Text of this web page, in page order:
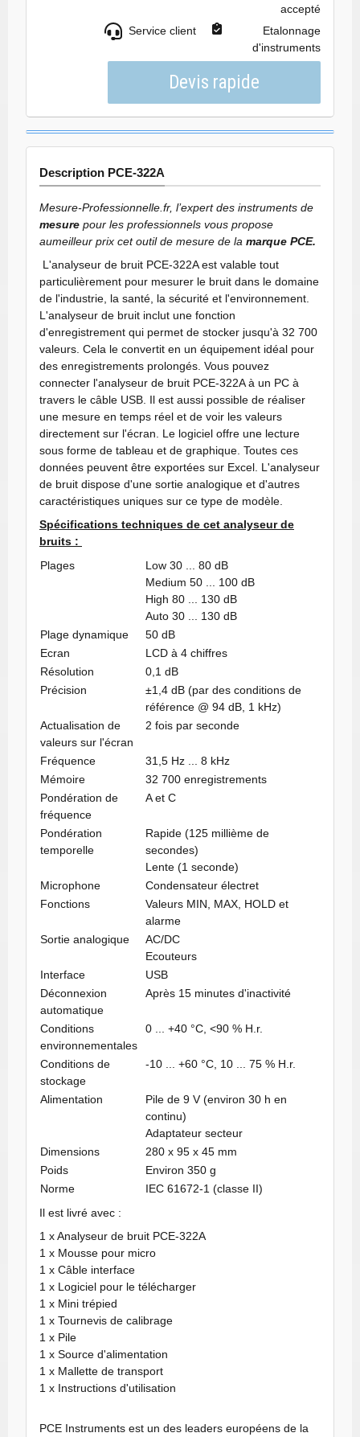
accepté
Service client
Etalonnage
d'instruments
Description PCE-322A
Mesure-Professionnelle.fr, l’expert des instruments de
mesure pour les professionnels vous propose
aumeilleur prix cet outil de mesure de la marque PCE.
L'analyseur de bruit PCE-322A est valable tout
particulièrement pour mesurer le bruit dans le domaine
de l'industrie, la santé, la sécurité et l'environnement.
L'analyseur de bruit inclut une fonction
d'enregistrement qui permet de stocker jusqu'à 32 700
valeurs. Cela le convertit en un équipement idéal pour
des enregistrements prolongés. Vous pouvez
connecter l'analyseur de bruit PCE-322A à un PC à
travers le câble USB. Il est aussi possible de réaliser
une mesure en temps réel et de voir les valeurs
directement sur l'écran. Le logiciel offre une lecture
sous forme de tableau et de graphique. Toutes ces
données peuvent être exportées sur Excel. L'analyseur
de bruit dispose d'une sortie analogique et d'autres
caractéristiques uniques sur ce type de modèle.
Spécifications techniques de cet analyseur de
bruits :
Plages
Low 30 ... 80 dB
Medium 50 ... 100 dB
High 80 ... 130 dB
Auto 30 ... 130 dB
Plage dynamique
50 dB
Ecran
LCD à 4 chiffres
Résolution
0,1 dB
Précision
±1,4 dB (par des conditions de
référence @ 94 dB, 1 kHz)
Actualisation de
valeurs sur l'écran
2 fois par seconde
Fréquence
31,5 Hz ... 8 kHz
Mémoire
32 700 enregistrements
Pondération de
fréquence
A et C
Pondération
temporelle
Rapide (125 millième de
secondes)
Lente (1 seconde)
Microphone
Condensateur électret
Fonctions
Valeurs MIN, MAX, HOLD et
alarme
Sortie analogique
AC/DC
Ecouteurs
Interface
USB
Déconnexion
automatique
Après 15 minutes d'inactivité
Conditions
environnementales
0 ... +40 °C, <90 % H.r.
Conditions de
stockage
-10 ... +60 °C, 10 ... 75 % H.r.
Alimentation
Pile de 9 V (environ 30 h en
continu)
Adaptateur secteur
Dimensions
280 x 95 x 45 mm
Poids
Environ 350 g
Norme
IEC 61672-1 (classe II)
Il est livré avec :
1 x Analyseur de bruit PCE-322A
1 x Mousse pour micro
1 x Câble interface
1 x Logiciel pour le télécharger
1 x Mini trépied
1 x Tournevis de calibrage
1 x Pile
1 x Source d'alimentation
1 x Mallette de transport
1 x Instructions d'utilisation
PCE Instruments est un des leaders européens de la